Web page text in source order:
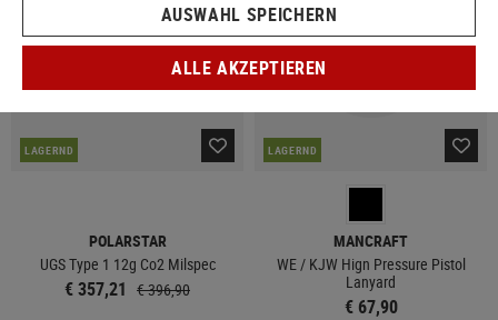
LAGERND
POLARSTAR
UGS Type 1 12g Co2 Milspec
€ 357,21 € 396,90
LAGERND
MANCRAFT
WE / KJW Hign Pressure Pistol
Lanyard
€ 67,90
AUSWAHL SPEICHERN
ALLE AKZEPTIEREN